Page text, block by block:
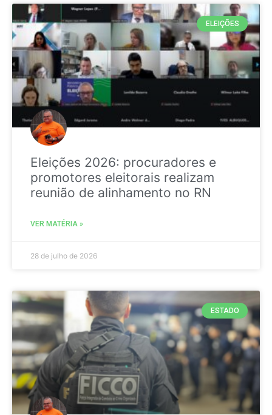
ELEIÇÕES
Eleições 2026: procuradores e
promotores eleitorais realizam
reunião de alinhamento no RN
VER MATÉRIA »
28 de julho de 2026
ESTADO